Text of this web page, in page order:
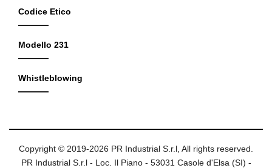
Codice Etico
Modello 231
Whistleblowing
Copyright © 2019-2026 PR Industrial S.r.l, All rights reserved.
PR Industrial S.r.l - Loc. Il Piano - 53031 Casole d'Elsa (SI) -